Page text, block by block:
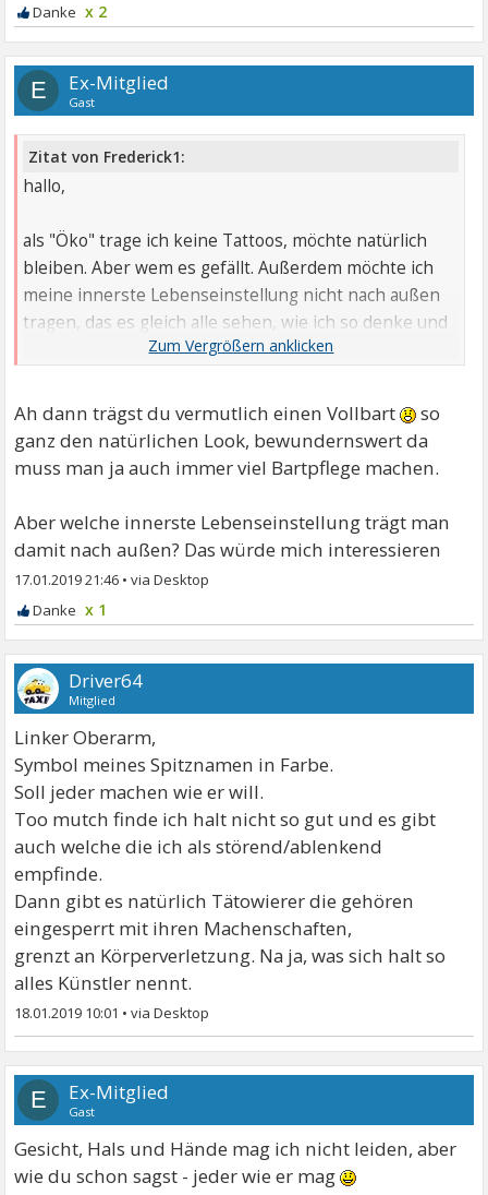
x 2
E Ex-Mitglied
Gast
Zitat von Frederick1:
hallo,
als "Öko" trage ich keine Tattoos, möchte natürlich
bleiben. Aber wem es gefällt. Außerdem möchte ich
meine innerste Lebenseinstellung nicht nach außen
tragen, das es gleich alle sehen, wie ich so denke und
liebe Grüße,
Ah dann trägst du vermutlich einen Vollbart
so
ganz den natürlichen Look, bewundernswert da
muss man ja auch immer viel Bartpflege machen.
Aber welche innerste Lebenseinstellung trägt man
damit nach außen? Das würde mich interessieren
17.01.2019 21:46 •
x 1
Driver64
Mitglied
Linker Oberarm,
Symbol meines Spitznamen in Farbe.
Soll jeder machen wie er will.
Too mutch finde ich halt nicht so gut und es gibt
auch welche die ich als störend/ablenkend
empfinde.
Dann gibt es natürlich Tätowierer die gehören
eingesperrt mit ihren Machenschaften,
grenzt an Körperverletzung. Na ja, was sich halt so
alles Künstler nennt.
18.01.2019 10:01 •
E Ex-Mitglied
Gast
Gesicht, Hals und Hände mag ich nicht leiden, aber
wie du schon sagst - jeder wie er mag